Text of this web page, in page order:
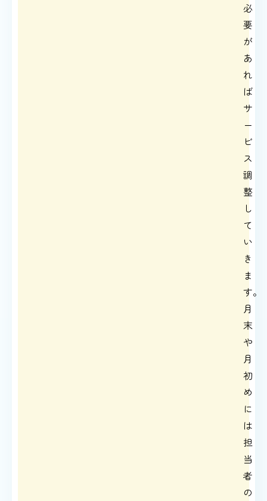
必
要
が
あ
れ
ば
サ
ー
ビ
ス
調
整
し
て
い
き
ま
す。
月
末
や
月
初
め
に
は
担
当
者
の